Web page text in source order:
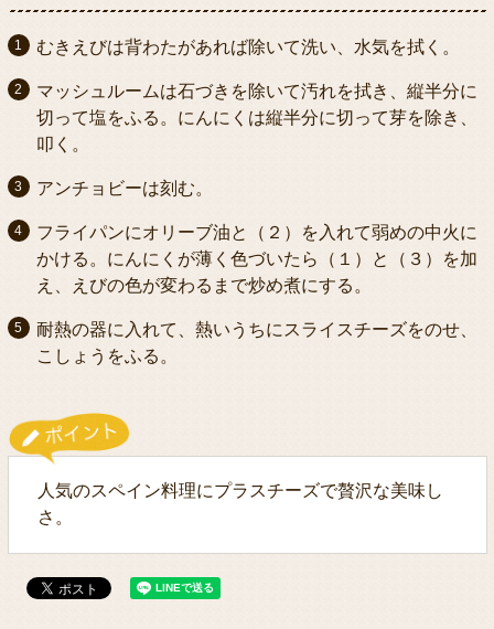
むきえびは背わたがあれば除いて洗い、水気を拭く。
マッシュルームは石づきを除いて汚れを拭き、縦半分に
切って塩をふる。にんにくは縦半分に切って芽を除き、
叩く。
アンチョビーは刻む。
フライパンにオリーブ油と（２）を入れて弱めの中火に
かける。にんにくが薄く色づいたら（１）と（３）を加
え、えびの色が変わるまで炒め煮にする。
耐熱の器に入れて、熱いうちにスライスチーズをのせ、
こしょうをふる。
人気のスペイン料理にプラスチーズで贅沢な美味し
さ。